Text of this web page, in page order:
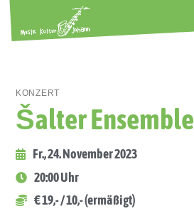
KONZERT
Šalter Ensemble
Fr., 24. November 2023
20:00 Uhr
€ 19,- / 10,- (ermäßigt)